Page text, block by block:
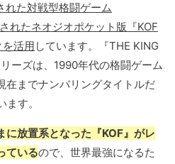
れた対戦型格闘ゲーム
れたネオジオポケット版『KOF
活用 しています。『THE KING
ーズは、1990年代の格闘ゲーム
在までナンバリングタイトルだ
す。
に放置系となった『KOF』がレ
ているので、世界最強になるた